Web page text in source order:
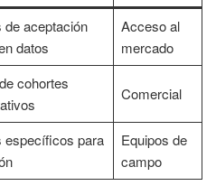
de aceptación
datos
Acceso al
mercado
cohortes
Comercial
específicos para
Equipos de
campo